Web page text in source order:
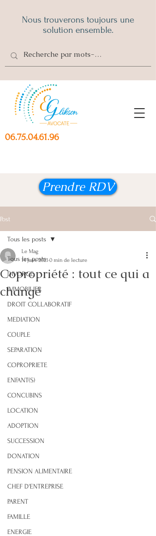
06.75.04.61.96
Nous trouverons toujours une
solution ensemble.
Prendre RDV
Post
Tous les posts
DIVORCE
IMMOBILIER
DROIT COLLABORATIF
MEDIATION
COUPLE
SEPARATION
COPROPRIETE
ENFANT(S)
CONCUBINS
LOCATION
ADOPTION
SUCCESSION
DONATION
PENSION ALIMENTAIRE
CHEF D'ENTREPRISE
PARENT
FAMILLE
ENERGIE
Tous les posts
Copropriété : tout ce qui a
changé
Le Mag
14 janv. 2021 0 min de lecture